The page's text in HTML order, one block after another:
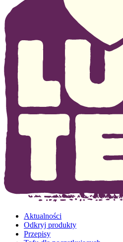
Aktualności
Odkryj produkty
Przepisy